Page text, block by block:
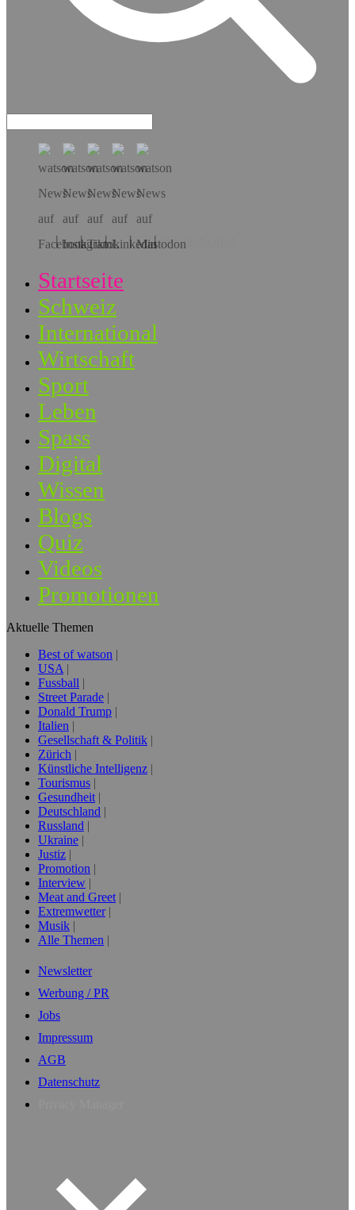
Hol dir die App!
Startseite
Schweiz
International
Wirtschaft
Sport
Leben
Spass
Digital
Wissen
Blogs
Quiz
Videos
Promotionen
Aktuelle Themen
Best of watson
USA
Fussball
Street Parade
Donald Trump
Italien
Gesellschaft & Politik
Zürich
Künstliche Intelligenz
Tourismus
Gesundheit
Deutschland
Russland
Ukraine
Justiz
Promotion
Interview
Meat and Greet
Extremwetter
Musik
Alle Themen
Newsletter
Werbung / PR
Jobs
Impressum
AGB
Datenschutz